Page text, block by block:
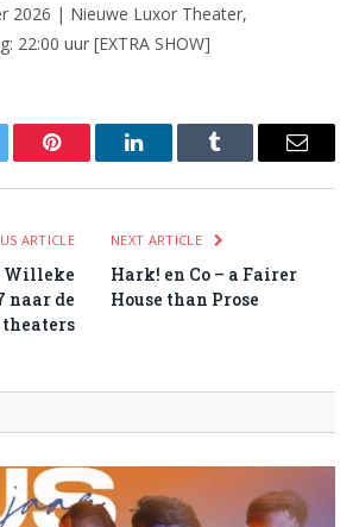
2026 | Nieuwe Luxor Theater,
22:00 uur [EXTRA SHOW]
Pinterest LinkedInTumblr Email
ARTICLE
Willeke
naar de
theaters
NEXT ARTICLE
Hark! en Co – a Fairer
House than Prose